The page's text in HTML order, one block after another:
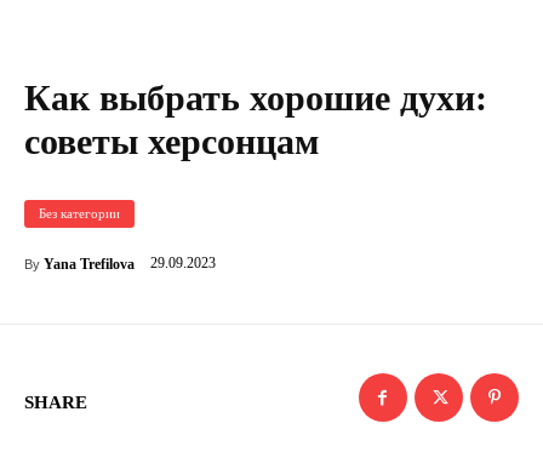
Как выбрать хорошие духи:
советы херсонцам
Без категории
By Yana Trefilova 29.09.2023
SHARE